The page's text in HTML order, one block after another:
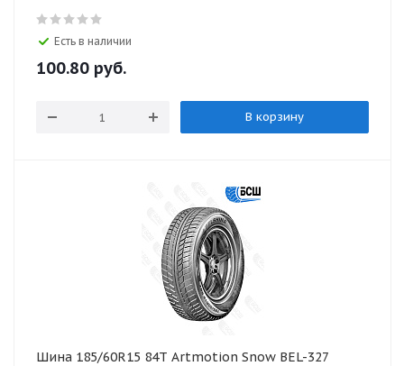
Есть в наличии
100.80 руб.
В корзину
Шина 185/60R15 84T Artmotion Snow BEL-327